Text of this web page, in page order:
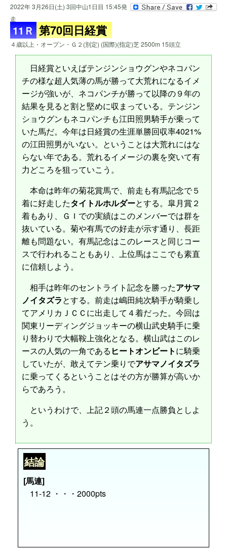
2022年 3月26日(土) 3回中山1日目 15:45発
走
11Ｒ 第70回日経賞
４歳以上・オープン・Ｇ２(別定) (国際)(指定)芝 2500m 15頭立
日経賞といえばテンジンショウグンやネコパン
チの様な超人気薄の馬が勝って大荒れになるイメ
ージが強いが、ネコパンチが勝って以降の９年の
結果を見ると割と堅めに収まっている。テンジン
ショウグンもネコパンチも江田照男騎手が乗って
いた馬だ。今年は日経賞の生涯単勝回収率4021%
の江田照男がいない。ということは大荒れにはな
らない年である。荒れるイメージの裏を突いて有
力どころを狙っていこう。
本命は昨年の菊花賞馬で、前走も有馬記念で５
着に好走したタイトルホルダーとする。皐月賞２
着もあり、ＧＩでの実績はこのメンバーでは群を
抜いている。菊や有馬での好走が示す通り、長距
離も問題ない。有馬記念はこのレースと同じコー
スで行われることもあり、上位馬はここでも素直
に信頼しよう。
相手は昨年のセントライト記念を勝ったアサマ
ノイタズラとする。前走は嶋田純次騎手が騎乗し
てアメリカＪＣＣに出走して４着だった。今回は
関東リーディングジョッキーの横山武史騎手に乗
り替わりで大幅鞍上強化となる。横山武はこのレ
ースの人気の一角である ヒートオンビートに騎乗
していたが、敢えてテン乗りでアサマノイタズラ
に乗ってくるということはその方が勝算が高いか
らであろう。
というわけで、上記２頭の馬連一点勝負としよ
う。
結論
[馬連]
11-12 ・・・2000pts